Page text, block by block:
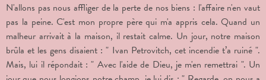
N'allons pas nous affliger de la perte de nos biens : l'affaire n'en vaut
pas la peine. C'est mon propre père qui m'a appris cela. Quand un
malheur arrivait à la maison, il restait calme. Un jour, notre maison
brûla et les gens disaient : " Ivan Petrovitch, cet incendie t’a ruiné ".
Mais, lui il répondait : " Avec l'aide de Dieu, je m'en remettrai ". Un